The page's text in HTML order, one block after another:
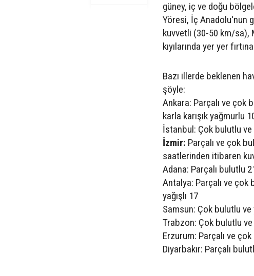
güney, iç ve doğu
Yöresi, İç Anadolu'nun
kuvvetli (30-50 km/sa),
kıyılarında yer yer
Bazı illerde beklenen
şöyle:
Ankara: Parçalı ve çok
karla karışık yağmurlu
İstanbul: Çok bulutlu ve
İzmir: Parçalı ve çok
saatlerinden itibaren
Adana: Parçalı bulutlu
Antalya: Parçalı ve
yağışlı 17
Samsun: Çok bulutlu
Trabzon: Çok bulutlu
Erzurum: Parçalı ve
Diyarbakır: Parçalı